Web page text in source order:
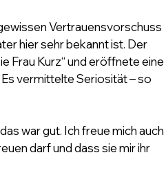
Vertrauensvorschuss
hier sehr bekannt ist. Der
Frau Kurz“ und eröffnete eine
vermittelte Seriosität – so
war gut. Ich freue mich auch
darf und dass sie mir ihr